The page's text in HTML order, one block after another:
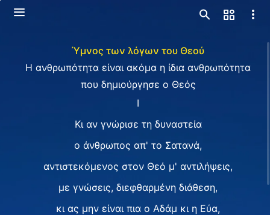
Ύμνος των λόγων του Θεού
Η ανθρωπότητα είναι ακόμα η ίδια ανθρωπότητα
που δημιούργησε ο Θεός
I
Kι αν γνώρισε τη δυναστεία
ο άνθρωπος απ' το Σατανά,
αντιστεκόμενος στον Θεό μ' αντιλήψεις,
με γνώσεις, διεφθαρμένη διάθεση,
κι ας μην είναι πια ο Αδάμ κι η Εύα,